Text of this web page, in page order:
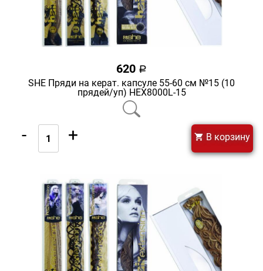
620 a
SHE Пряди на керат. капсуле 55-60 см №15 (10
прядей/уп) HEX8000L-15
- + В корзину